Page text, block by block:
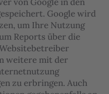
Google wird
um Ihre Nutzung
Reports über die
weitere mit der
zu erbringen. Auch